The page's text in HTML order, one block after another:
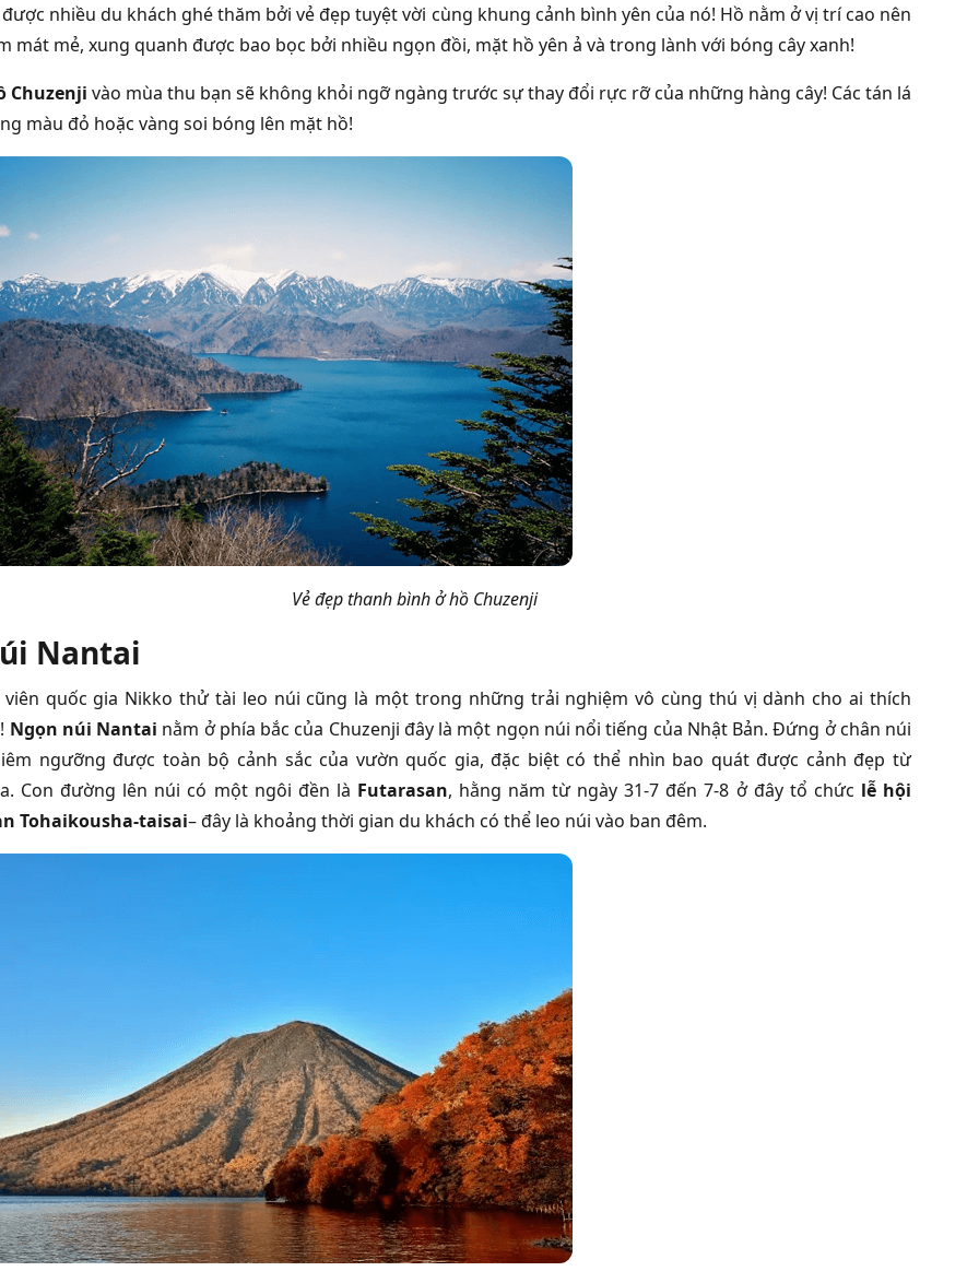
nhiều du khách ghé thăm bởi vẻ đẹp tuyệt vời cùng khung cảnh bình yên của nó! Hồ nằm ở vị trí cao nên
mát mẻ, xung quanh được bao bọc bởi nhiều ngọn đồi, mặt hồ yên ả và trong lành với bóng cây xanh!
Chuzenji vào mùa thu bạn sẽ không khỏi ngỡ ngàng trước sự thay đổi rực rỡ của những hàng cây! Các tán lá
màu đỏ hoặc vàng soi bóng lên mặt hồ!
Vẻ đẹp thanh bình ở hồ Chuzenji
Nantai
quốc gia Nikko thử tài leo núi cũng là một trong những trải nghiệm vô cùng thú vị dành cho ai thích
Ngọn núi Nantai nằm ở phía bắc của Chuzenji đây là một ngọn núi nổi tiếng của Nhật Bản. Đứng ở chân núi
ngưỡng được toàn bộ cảnh sắc của vườn quốc gia, đặc biệt có thể nhìn bao quát được cảnh đẹp từ
Con đường lên núi có một ngôi đền là Futarasan, hằng năm từ ngày 31-7 đến 7-8 ở đây tổ chức lễ hội
Tohaikousha-taisai– đây là khoảng thời gian du khách có thể leo núi vào ban đêm.